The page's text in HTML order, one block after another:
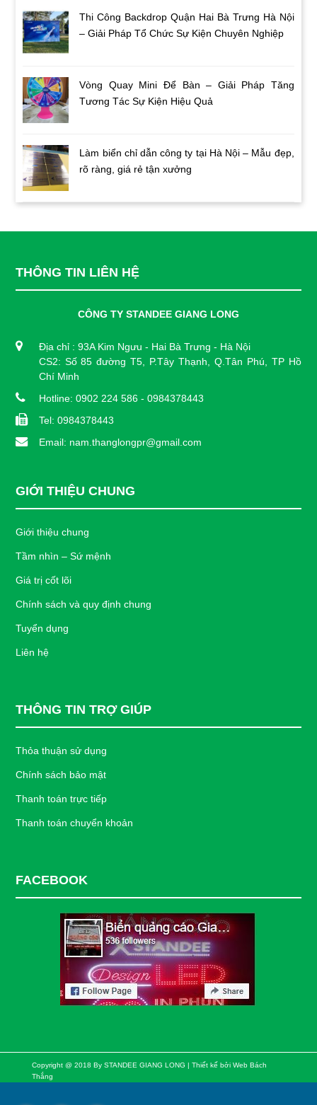
Thi Công Backdrop Quận Hai Bà Trưng Hà Nội
– Giải Pháp Tổ Chức Sự Kiện Chuyên Nghiệp
Vòng Quay Mini Để Bàn – Giải Pháp Tăng
Tương Tác Sự Kiện Hiệu Quả
Làm biển chỉ dẫn công ty tại Hà Nội – Mẫu đẹp,
rõ ràng, giá rẻ tận xưởng
THÔNG TIN LIÊN HỆ
CÔNG TY STANDEE GIANG LONG
Địa chỉ : 93A Kim Ngưu - Hai Bà Trưng - Hà Nội
CS2: Số 85 đường T5, P.Tây Thạnh, Q.Tân Phú, TP Hồ
Chí Minh
Hotline: 0902 224 586 - 0984378443
Tel: 0984378443
Email: nam.thanglongpr@gmail.com
GIỚI THIỆU CHUNG
Giới thiệu chung
Tầm nhìn – Sứ mệnh
Giá trị cốt lõi
Chính sách và quy định chung
Tuyển dụng
Liên hệ
THÔNG TIN TRỢ GIÚP
Thỏa thuận sử dụng
Chính sách bảo mật
Thanh toán trực tiếp
Thanh toán chuyển khoản
FACEBOOK
Copyright @ 2018 By STANDEE GIANG LONG | Thiết kế bởi Web Bách
Thắng